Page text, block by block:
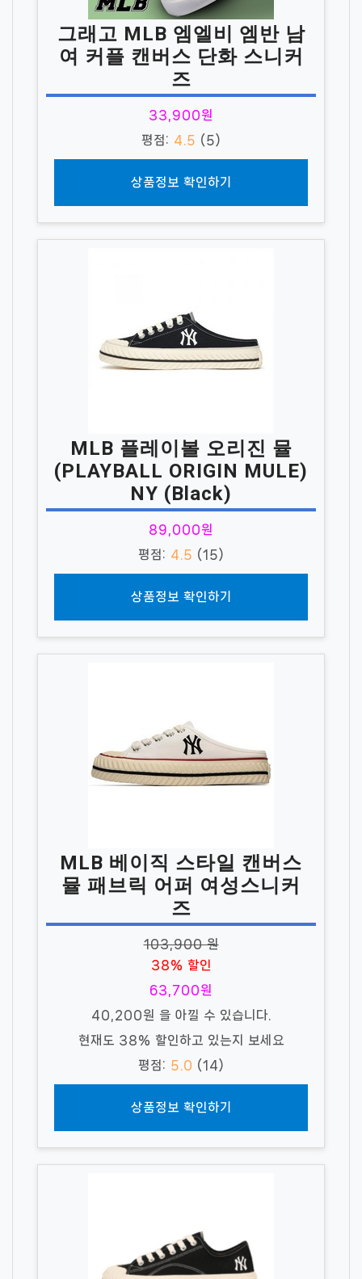
그래고 MLB 엠엘비 엠반 남
여 커플 캔버스 단화 스니커
즈
33,900원
평점: 4.5 (5)
상품정보 확인하기
MLB 플레이볼 오리진 뮬
(PLAYBALL ORIGIN MULE)
NY (Black)
89,000원
평점: 4.5 (15)
상품정보 확인하기
MLB 베이직 스타일 캔버스
뮬 패브릭 어퍼 여성스니커
즈
103,900 원
38% 할인
63,700원
40,200원 을 아낄 수 있습니다.
현재도 38% 할인하고 있는지 보세요
평점: 5.0 (14)
상품정보 확인하기